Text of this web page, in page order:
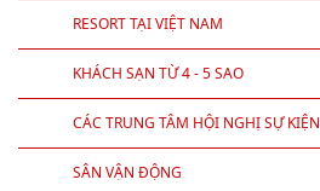
RESORT TẠI VIỆT NAM
KHÁCH SẠN TỪ 4 - 5 SAO
CÁC TRUNG TÂM HỘI NGHỊ SỰ KIỆN
SÂN VẬN ĐỘNG